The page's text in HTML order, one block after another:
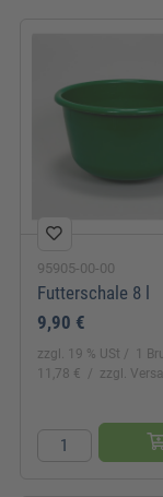
95905-00-00
Futterschale 8 l
9,90 €
zzgl. 19 % USt
1
11,78 €
zzgl.